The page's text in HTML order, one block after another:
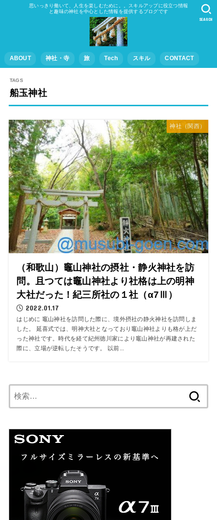
思いっきり働いて、人生を楽しむために。。スキルアップに役立つ情報
と趣味の神社を中心とした情報を提供するブログです
ABOUT 神社・寺 旅 Tech スキル CONTACT
SEARCH
船玉神社
神社（関西）
（和歌山）竈山神社の摂社・静火神社を訪
問。且つては竈山神社より社格は上の明神
大社だった！紀三所社の１社（α7Ⅲ）
2022.01.17
はじめに 竈山神社を訪問した際に、境外摂社の静火神社を訪問しま
した。 延喜式では、明神大社となっており竈山神社よりも格が上だ
った神社です。時代を経て紀州徳川家により竈山神社が再建された
際に、立場が逆転したそうです。 以前...
索: